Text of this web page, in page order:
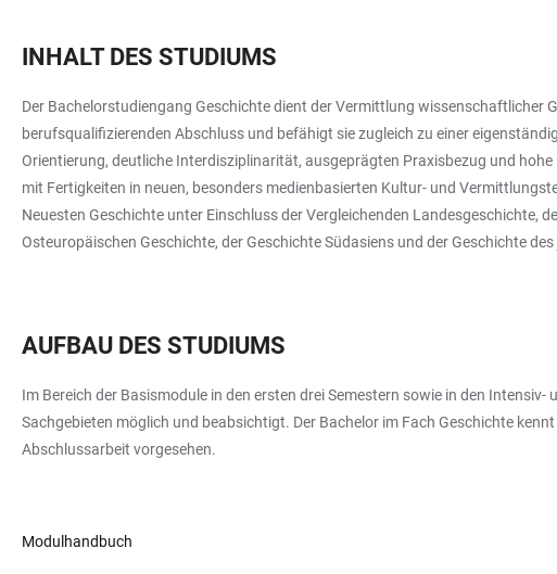
INHALT DES STUDIUMS
Der Bachelorstudiengang Geschichte dient der Vermittlung wissenschaftlicher
berufsqualifizierenden Abschluss und befähigt sie zugleich zu einer
Orientierung, deutliche Interdisziplinarität, ausgeprägten Praxisbezug und
mit Fertigkeiten in neuen, besonders medienbasierten Kultur- und
Neuesten Geschichte unter Einschluss der Vergleichenden Landesgeschichte,
Osteuropäischen Geschichte, der Geschichte Südasiens und der Geschichte
AUFBAU DES STUDIUMS
Im Bereich der Basismodule in den ersten drei Semestern sowie in den
Sachgebieten möglich und beabsichtigt. Der Bachelor im Fach Geschichte
Abschlussarbeit vorgesehen.
Modulhandbuch